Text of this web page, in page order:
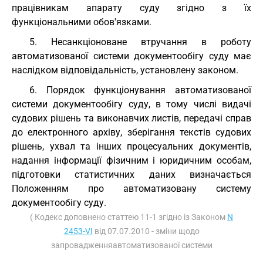
працівникам апарату суду згідно з їх
функціональними обов'язками.
5. Несанкціоноване втручання в роботу
автоматизованої системи документообігу суду має
наслідком відповідальність, установлену законом.
6. Порядок функціонування автоматизованої
системи документообігу суду, в тому числі видачі
судових рішень та виконавчих листів, передачі справ
до електронного архіву, зберігання текстів судових
рішень, ухвал та інших процесуальних документів,
надання інформації фізичним і юридичним особам,
підготовки статистичних даних визначається
Положенням про автоматизовану систему
документообігу суду.
( Кодекс доповнено статтею 11-1 згідно із Законом N
2453-VI від 07.07.2010 - зміни щодо
запровадженняавтоматизованої системи